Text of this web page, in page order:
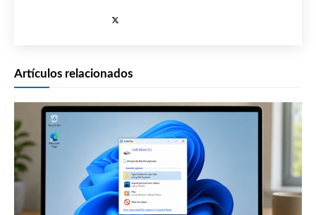
Artículos relacionados